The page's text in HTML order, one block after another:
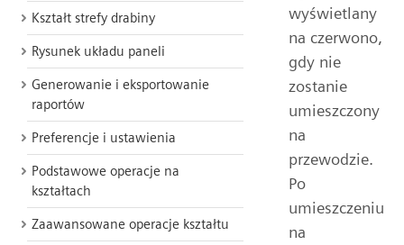
Kształt strefy drabiny
Rysunek układu paneli
Generowanie i eksportowanie
raportów
Preferencje i ustawienia
Podstawowe operacje na
kształtach
Zaawansowane operacje kształtu
wyświetlany
na czerwono,
gdy nie
zostanie
umieszczony
na
przewodzie.
Po
umieszczeniu
na